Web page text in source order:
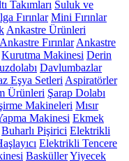
Takımları Suluk ve
Fırınlar Mini Fırınlar
Ankastre Ürünleri
Ankastre Fırınlar Ankastre
Kurutma Makinesi Derin
Davlumbazlar
Eşya Setleri Aspiratörler
Ürünleri Şarap Dolabı
Makineleri Mısır
Makinesi Ekmek
Buharlı Pişirici Elektrikli
Elektrikli Tencere
BasküllerYiyecek